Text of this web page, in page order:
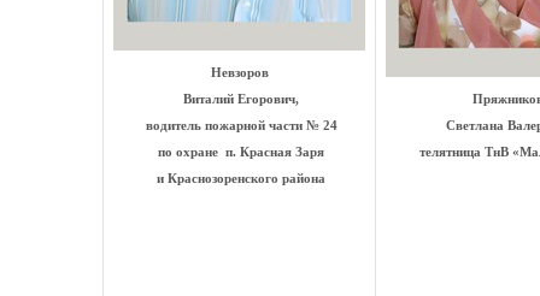
Невзоров
Виталий Егорович,
водитель пожарной части № 24
по охране п. Красная Заря
и Краснозоренского района
Светлана
телятница ТнВ